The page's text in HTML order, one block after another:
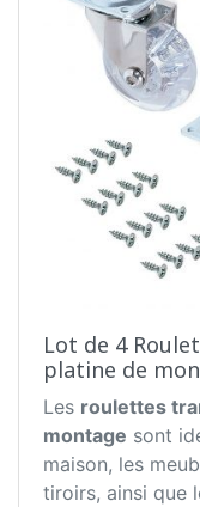
Lot de 4
platine de
Les roulettes
montage sont
maison, les
tiroirs, ainsi que